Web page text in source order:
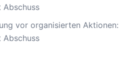
Abschuss
vor organisierten Aktionen:
Abschuss